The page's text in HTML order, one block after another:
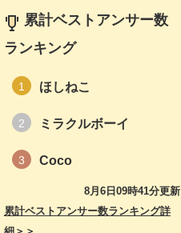
累計ベストアンサー数
ランキング
1 ほしねこ
2 ミラクルボーイ
3 Coco
8月6日09時41分更新
累計ベストアンサー数ランキング詳